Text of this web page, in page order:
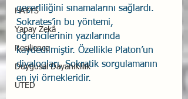
HAYYS
Yapay Zekâ
Resilience
Duygusal Dayanıklılık
UTED
geçerliliğini sınamalarını sağlardı.
Sokrates’in bu yöntemi,
öğrencilerinin yazılarında
kaydedilmiştir. Özellikle Platon’un
diyalogları, Sokratik sorgulamanın
en iyi örnekleridir.